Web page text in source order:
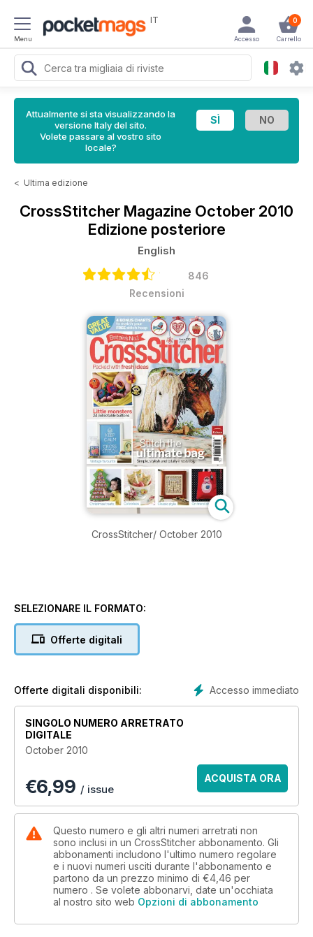
Menu
IT 0
Carrello
Accesso
Attualmente si sta visualizzando la
versione Italy del sito.
Volete passare al vostro sito
locale?
< Ultima edizione
CrossStitcher Magazine October 2010
Edizione posteriore
English
846
Recensioni
CrossStitcher/ October 2010
SELEZIONARE IL FORMATO:
Offerte digitali
Accesso immediato
Offerte digitali disponibili:
SINGOLO NUMERO ARRETRATO
DIGITALE
October 2010
€6,99 / issue
ACQUISTA ORA
Questo numero e gli altri numeri arretrati non
sono inclusi in un CrossStitcher abbonamento. Gli
abbonamenti includono l'ultimo numero regolare
e i nuovi numeri usciti durante l'abbonamento e
partono da un prezzo minimo di €4,46 per
numero . Se volete abbonarvi, date un'occhiata
al nostro sito web Opzioni di abbonamento